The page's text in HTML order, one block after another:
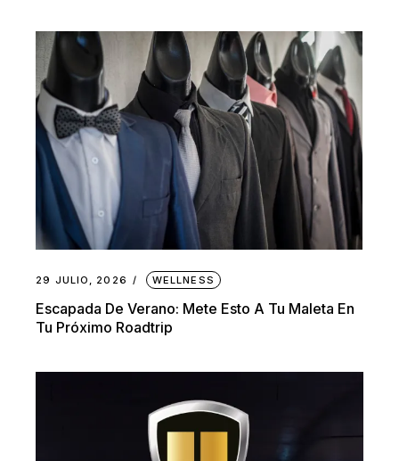
29 JULIO, 2026 WELLNESS
Escapada De Verano: Mete Esto A Tu Maleta En
Tu Próximo Roadtrip